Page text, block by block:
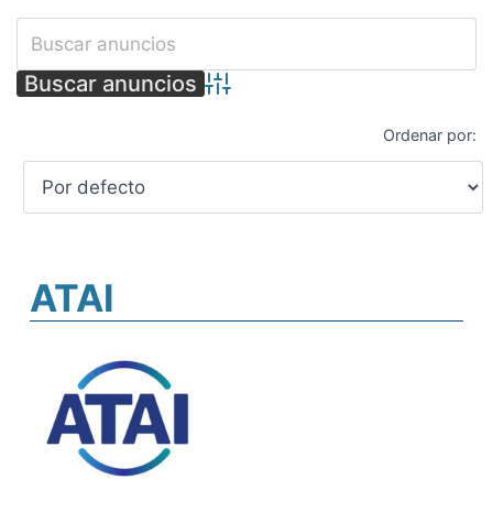
Búsqueda avanzada
Ordenar por:
ATAI